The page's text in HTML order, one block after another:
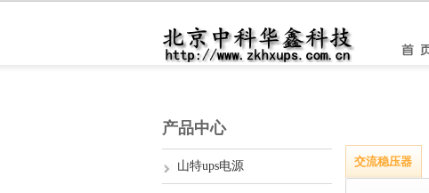
产品中心
山特ups电源 交流稳压器